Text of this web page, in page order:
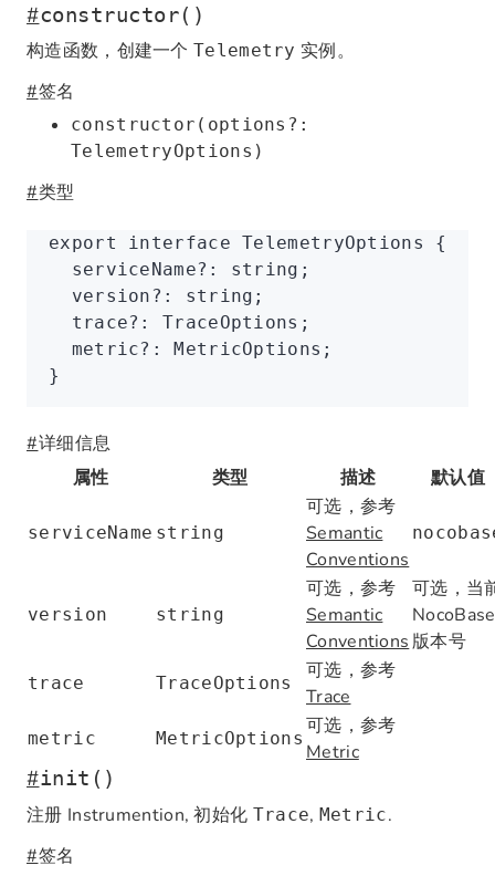
#constructor()
构造函数，创建一个 Telemetry 实例。
#签名
constructor(options?:
TelemetryOptions)
#类型
export interface TelemetryOptions
{
  serviceName
?: string ;
  version
?: string ;
  trace
?: TraceOptions ;
  metric
?: MetricOptions ;
}
#详细信息
属性
类型 描述 默认值
serviceName string
可选，参考
Semantic
Conventions
version string
可选，参考
Semantic
Conventions
可选，当
NocoBase
版本号
trace TraceOptions
可选，参考
Trace
metric MetricOptions
可选，参考
Metric
#init()
注册 Instrumention, 初始化 Trace, Metric.
#签名